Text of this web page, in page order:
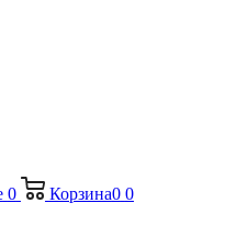
0 Корзина0 0